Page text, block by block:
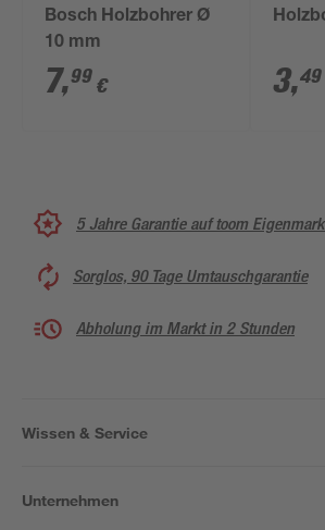
Bosch Holzbohrer Ø
10 mm
7,99 € 3,49
5 Jahre Garantie auf toom
Sorglos, 90 Tage Umtauschgarantie
Abholung im Markt in 2 Stunden
Wissen & Service
Unternehmen